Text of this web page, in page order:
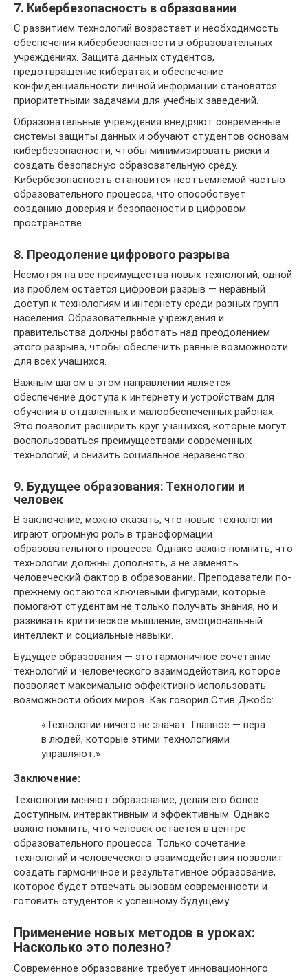
7. Кибербезопасность в образовании
С развитием технологий возрастает и необходимость
обеспечения кибербезопасности в образовательных
учреждениях. Защита данных студентов,
предотвращение кибератак и обеспечение
конфиденциальности личной информации становятся
приоритетными задачами для учебных заведений.
Образовательные учреждения внедряют современные
системы защиты данных и обучают студентов основам
кибербезопасности, чтобы минимизировать риски и
создать безопасную образовательную среду.
Кибербезопасность становится неотъемлемой частью
образовательного процесса, что способствует
созданию доверия и безопасности в цифровом
пространстве.
8. Преодоление цифрового разрыва
Несмотря на все преимущества новых технологий, одной
из проблем остается цифровой разрыв — неравный
доступ к технологиям и интернету среди разных групп
населения. Образовательные учреждения и
правительства должны работать над преодолением
этого разрыва, чтобы обеспечить равные возможности
для всех учащихся.
Важным шагом в этом направлении является
обеспечение доступа к интернету и устройствам для
обучения в отдаленных и малообеспеченных районах.
Это позволит расширить круг учащихся, которые могут
воспользоваться преимуществами современных
технологий, и снизить социальное неравенство.
9. Будущее образования: Технологии и
человек
В заключение, можно сказать, что новые технологии
играют огромную роль в трансформации
образовательного процесса. Однако важно помнить, что
технологии должны дополнять, а не заменять
человеческий фактор в образовании. Преподаватели по-
прежнему остаются ключевыми фигурами, которые
помогают студентам не только получать знания, но и
развивать критическое мышление, эмоциональный
интеллект и социальные навыки.
Будущее образования — это гармоничное сочетание
технологий и человеческого взаимодействия, которое
позволяет максимально эффективно использовать
возможности обоих миров. Как говорил Стив Джобс:
«Технологии ничего не значат. Главное — вера
в людей, которые этими технологиями
управляют.»
Заключение:
Технологии меняют образование, делая его более
доступным, интерактивным и эффективным. Однако
важно помнить, что человек остается в центре
образовательного процесса. Только сочетание
технологий и человеческого взаимодействия позволит
создать гармоничное и результативное образование,
которое будет отвечать вызовам современности и
готовить студентов к успешному будущему.
Применение новых методов в уроках:
Насколько это полезно?
Современное образование требует инновационного